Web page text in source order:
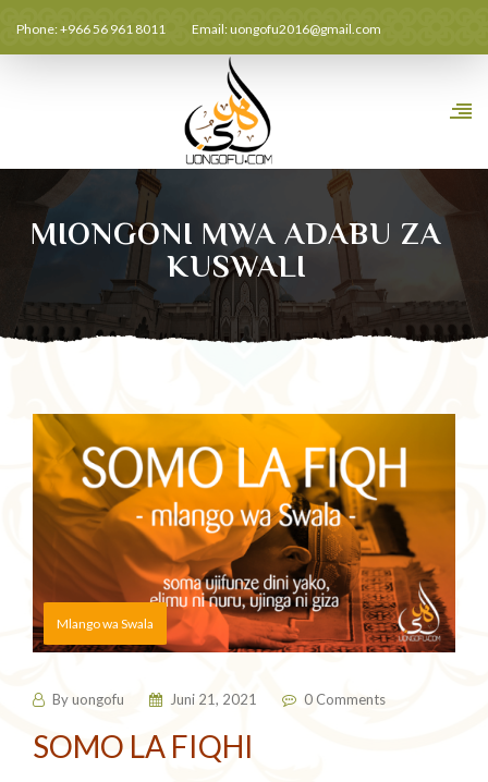
Phone: +966 56 961 8011 Email:uongofu2016@gmail.com
MIONGONI MWA ADABU ZA
KUSWALI
Mlango wa Swala
Byuongofu Juni 21, 2021 0 Comments
SOMO LA FIQHI